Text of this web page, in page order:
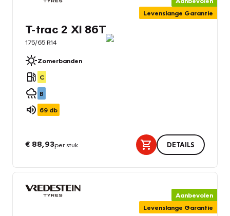
Levenslange Garantie
T-trac 2 Xl 86T
175/65 R14
Zomerbanden
C
B
69 db
€ 88,93per stuk DETAILS
Aanbevolen
Levenslange Garantie